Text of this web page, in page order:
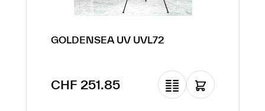
GOLDENSEA UV UVL72
Verkaufspreis:
CHF 251.85 Regulärer Preis: